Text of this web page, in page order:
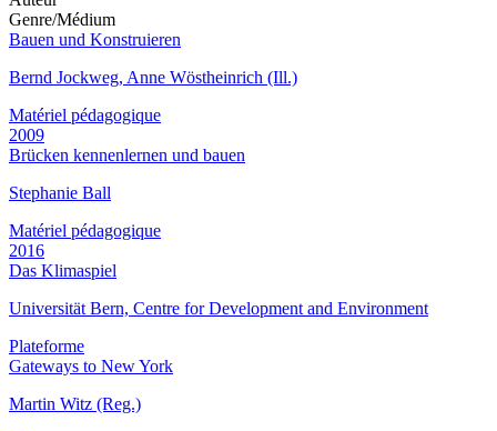
Genre/Médium
Bauen und Konstruieren
Bernd Jockweg, Anne Wöstheinrich (Ill.)
Matériel pédagogique
2009
Brücken kennenlernen und bauen
Stephanie Ball
Matériel pédagogique
2016
Das Klimaspiel
Universität Bern, Centre for Development and Environment
Plateforme
Gateways to New York
Martin Witz (Reg.)